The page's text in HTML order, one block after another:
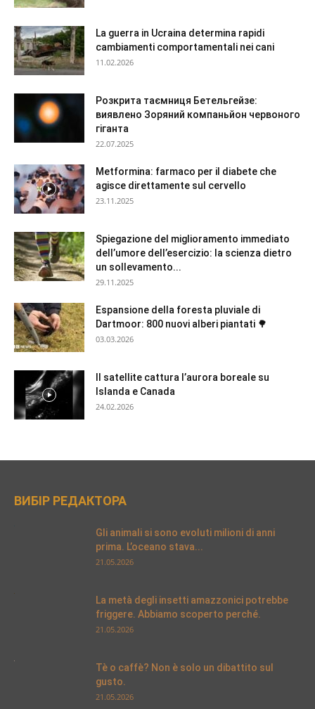
La guerra in Ucraina determina rapidi
cambiamenti comportamentali nei cani
11.02.2026
Розкрита таємниця Бетельгейзе:
виявлено Зоряний компаньйон червоного
гіганта
22.07.2025
Metformina: farmaco per il diabete che
agisce direttamente sul cervello
23.11.2025
Spiegazione del miglioramento immediato
dell’umore dell’esercizio: la scienza dietro
un sollevamento...
29.11.2025
Espansione della foresta pluviale di
Dartmoor: 800 nuovi alberi piantati 🌳
03.03.2026
Il satellite cattura l’aurora boreale su
Islanda e Canada
24.02.2026
ВИБІР РЕДАКТОРА
Gli animali si sono evoluti milioni di anni
prima. L’oceano stava...
21.05.2026
La metà degli insetti amazzonici potrebbe
friggere. Abbiamo scoperto perché.
21.05.2026
Tè o caffè? Non è solo un dibattito sul
gusto.
21.05.2026